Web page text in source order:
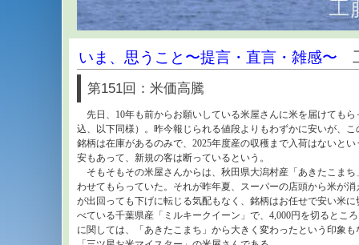
いま、思うこと〜提言・直言・雑感〜
第151回：米価高騰
先日、10年も前からお願いしている米屋さんに米を届けてもら
込、以下同様）。昨今報じられる値段よりもわずかに安いが、
銘柄は在庫があるのみで、2025年度産の収穫まで入荷はないと
安もあって、新規の客は断っているという。
そもそもその米屋さんからは、秋田県大潟村産「あきたこまち
わせてもらっていた。それが昨年夏、スーパーの店頭から米が
が出回っても下げに転じる気配もなく、銘柄はお任せで安い米
べている千葉県産「ミルキークイーン」で、4,000円を切るとこ
に関しては、「あきたこまち」から大きく変わったという印象